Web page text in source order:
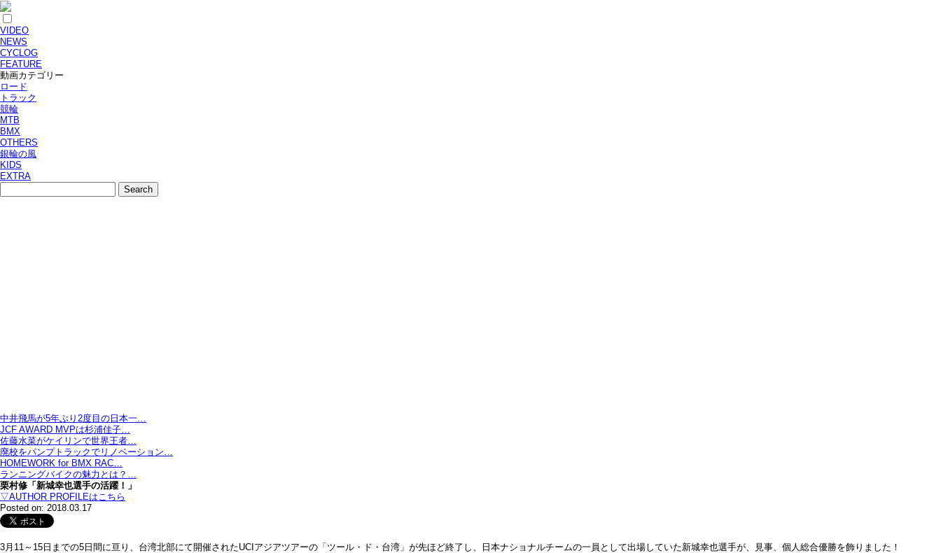
VIDEO
NEWS
CYCLOG
FEATURE
動画カテゴリー
ロード
トラック
競輪
MTB
BMX
OTHERS
銀輪の風
KIDS
EXTRA
中井飛馬が5年ぶり2度目の日本一…
JCF AWARD MVPは杉浦佳子…
佐藤水菜がケイリンで世界王者…
廃校をパンプトラックでリノベーション…
HOMEWORK for BMX RAC…
ランニングバイクの魅力とは？…
栗村修「新城幸也選手の活躍！」
▽AUTHOR PROFILEはこちら
Posted on: 2018.03.17
3月11～15日までの5日間に亘り、台湾北部にて開催されたUCIアジアツアーの「ツール・ド・台湾」が先ほど終了し、日本ナショナルチームの一員として出場していた新城幸也選手が、見事、個人総合優勝を飾りました！